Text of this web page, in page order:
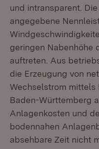
und intransparent.
angegebene
geringen Nabenhöhe
auftreten. Aus
die Erzeugung von
Wechselstrom
Baden-Württemberg
Anlagenkosten und
bodennahen
absehbare Zeit nicht